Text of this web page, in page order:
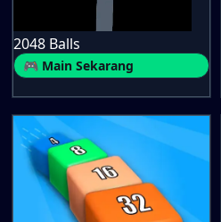
2048 Balls
🎮 Main Sekarang